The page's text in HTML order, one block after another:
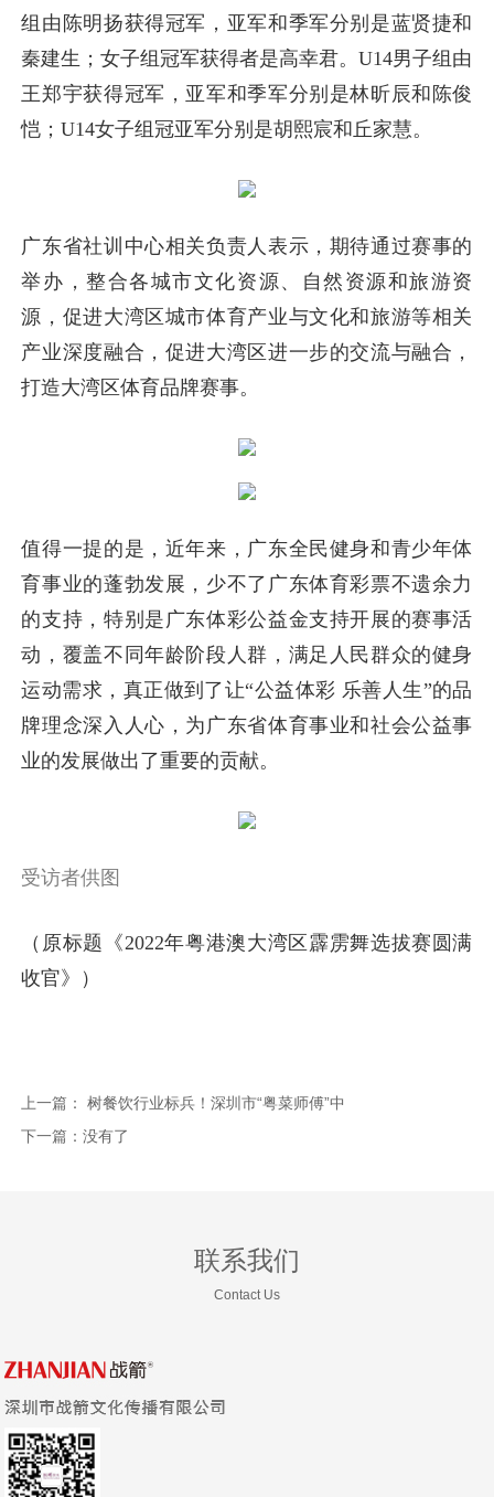
组由陈明扬获得冠军，亚军和季军分别是蓝贤捷和
秦建生；女子组冠军获得者是高幸君。U14男子组由
王郑宇获得冠军，亚军和季军分别是林昕辰和陈俊
恺；U14女子组冠亚军分别是胡熙宸和丘家慧。
广东省社训中心相关负责人表示，期待通过赛事的
举办，整合各城市文化资源、自然资源和旅游资
源，促进大湾区城市体育产业与文化和旅游等相关
产业深度融合，促进大湾区进一步的交流与融合，
打造大湾区体育品牌赛事。
值得一提的是，近年来，广东全民健身和青少年体
育事业的蓬勃发展，少不了广东体育彩票不遗余力
的支持，特别是广东体彩公益金支持开展的赛事活
动，覆盖不同年龄阶段人群，满足人民群众的健身
运动需求，真正做到了让“公益体彩 乐善人生”的品
牌理念深入人心，为广东省体育事业和社会公益事
业的发展做出了重要的贡献。
受访者供图
（原标题《2022年粤港澳大湾区霹雳舞选拔赛圆满
收官》）
上一篇：
树餐饮行业标兵！深圳市“粤菜师傅”中
下一篇：没有了
联系我们
Contact Us